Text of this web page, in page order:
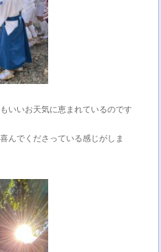
いいお天気に恵まれているのです
んでくださっている感じがしま